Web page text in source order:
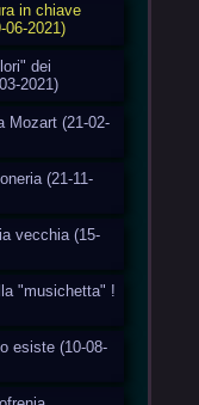
in chiave
06-2021)
dei
2021)
Mozart (21-02-
(21-11-
vecchia (15-
"musichetta" !
esiste (10-08-